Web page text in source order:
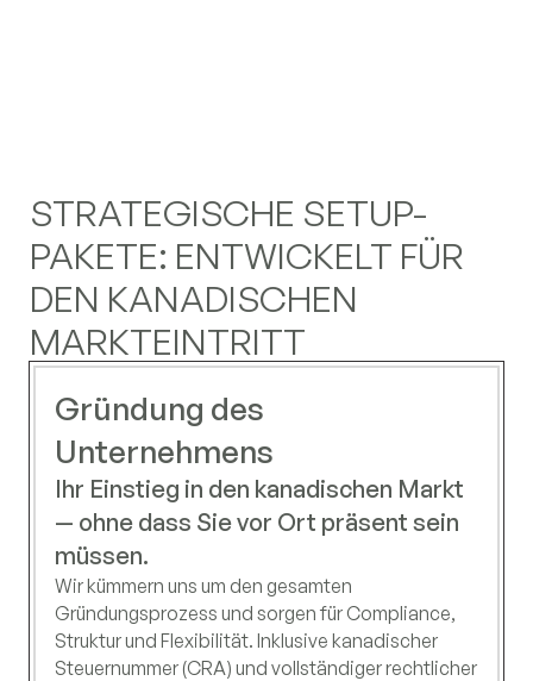
STRATEGISCHE SETUP-
PAKETE: ENTWICKELT FÜR
DEN KANADISCHEN
MARKTEINTRITT
Gründung des
Unternehmens
Ihr Einstieg in den kanadischen Markt
— ohne dass Sie vor Ort präsent sein
müssen.
Wir kümmern uns um den gesamten
Gründungsprozess und sorgen für Compliance,
Struktur und Flexibilität. Inklusive kanadischer
Steuernummer (CRA) und vollständiger rechtlicher